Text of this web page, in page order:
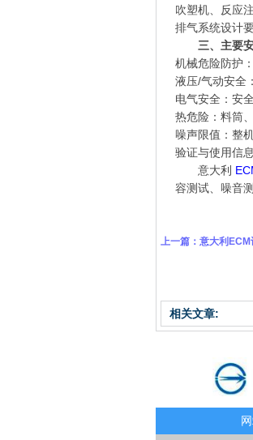
吹塑机、反应
排气系统设计
三、主要
机械危险防护
液压/气动安全
电气安全：安
热危险：料筒
噪声限值：整
验证与使用信
意大利
容测试、噪音
上一篇： 意大利
相关文章: